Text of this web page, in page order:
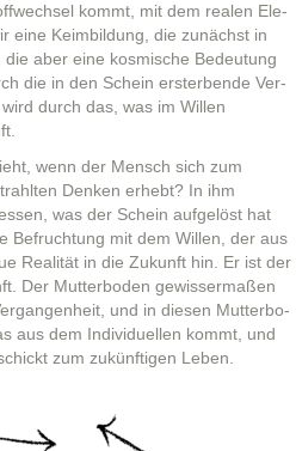
kommt, mit dem realen Ele­
eine Keim­bil­dung, die zunächst in
aber eine kos­mis­che Bedeu­tung
die in den Schein erster­bende Ver­
durch das, was im Willen
wenn der Men­sch sich zum
Denken erhebt? In ihm
was der Schein aufgelöst hat
Befruch­tung mit dem Willen, der aus
Real­ität in die Zukun­ft hin. Er ist der
Der Mut­ter­bo­den gewis­ser­maßen
und in diesen Mut­ter­bo­
aus dem Indi­vidu­ellen kommt, und
zum zukün­fti­gen Leben.